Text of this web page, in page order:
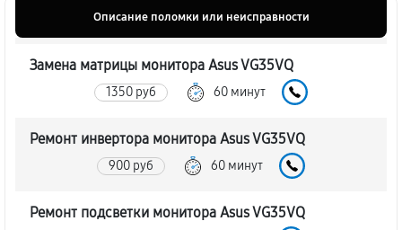
Описание поломки или неисправности
Замена матрицы монитора Asus VG35VQ
1350 руб 60 минут
Ремонт инвертора монитора Asus VG35VQ
900 руб 60 минут
Ремонт подсветки монитора Asus VG35VQ